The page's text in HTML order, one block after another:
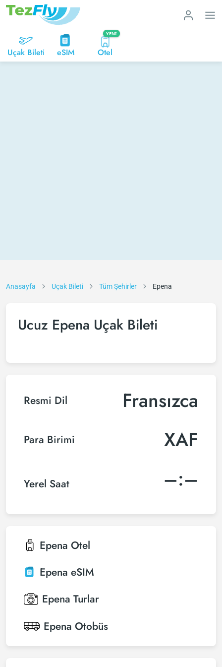
Uçak Bileti eSIM
YENI
Otel
Anasayfa Uçak Bileti Tüm Şehirler Epena
Ucuz Epena Uçak Bileti
Resmi Dil Fransızca
Para Birimi XAF
Yerel Saat –:–
Epena Otel
Epena eSIM
Epena Turlar
Epena Otobüs